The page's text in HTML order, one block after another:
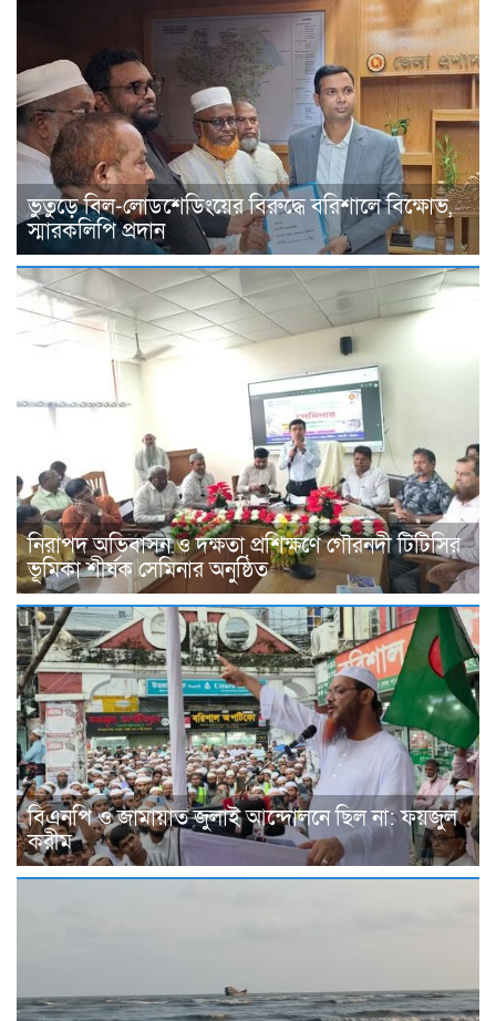
ভুতুড়ে বিল-লোডশেডিংয়ের বিরুদ্ধে বরিশালে বিক্ষোভ,
স্মারকলিপি প্রদান
নিরাপদ অভিবাসন ও দক্ষতা প্রশিক্ষণে গৌরনদী টিটিসির
ভূমিকা শীর্ষক সেমিনার অনুষ্ঠিত
বিএনপি ও জামায়াত জুলাই আন্দোলনে ছিল না: ফয়জুল
করীম